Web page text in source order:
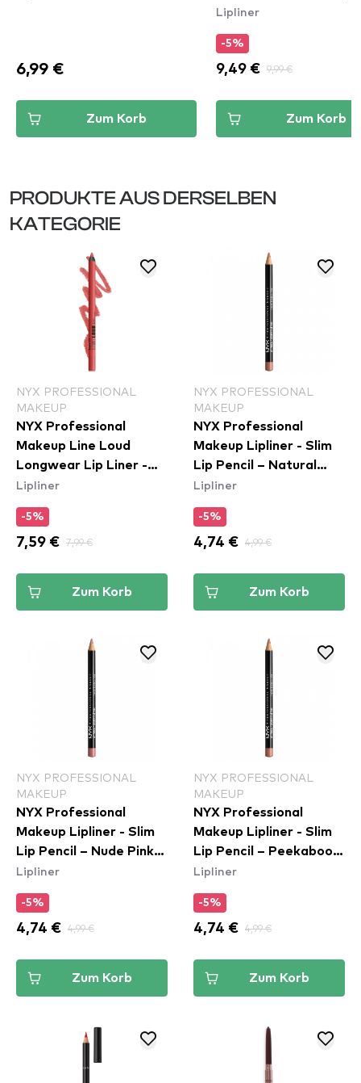
6,99 €
Zum Korb
Lipliner
-5%
9,49 € 9,99 €
Zum Korb
PRODUKTE AUS DERSELBEN
KATEGORIE
NYX PROFESSIONAL
MAKEUP
NYX Professional
Makeup Line Loud
Longwear Lip Liner -
Rebel Red (LLLP11)
Lipliner
-5%
7,59 € 7,99 €
Zum Korb
NYX PROFESSIONAL
MAKEUP
NYX Professional
Makeup Lipliner - Slim
Lip Pencil – Natural
(SPL810)
Lipliner
-5%
4,74 € 4,99 €
Zum Korb
NYX PROFESSIONAL
MAKEUP
NYX Professional
Makeup Lipliner - Slim
Lip Pencil – Nude Pink
(SPL858)
Lipliner
-5%
4,74 € 4,99 €
Zum Korb
NYX PROFESSIONAL
MAKEUP
NYX Professional
Makeup Lipliner - Slim
Lip Pencil – Peekaboo
Neutral (SPL860)
Lipliner
-5%
4,74 € 4,99 €
Zum Korb